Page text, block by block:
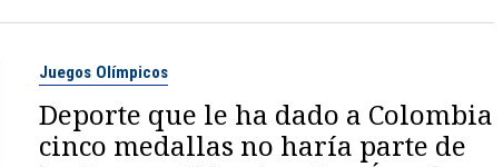
Juegos Olímpicos
Deporte que le ha dado a Colombia
cinco medallas no haría parte de